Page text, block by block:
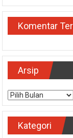
Komentar
Arsip
Arsip
Kategori